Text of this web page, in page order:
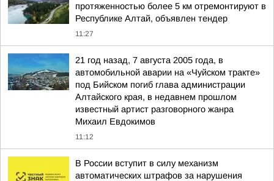
протяженностью более 5 км отремонтируют в
Республике Алтай, объявлен тендер
11:27
21 год назад, 7 августа 2005 года, в
автомобильной аварии на «Чуйском тракте»
под Бийском погиб глава администрации
Алтайского края, в недавнем прошлом
известный артист разговорного жанра
Михаил Евдокимов
11:12
В России вступит в силу механизм
автоматических штрафов за нарушения